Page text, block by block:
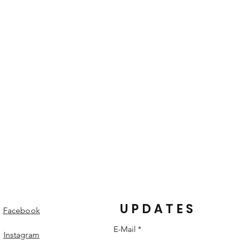
Facebook
Instagram
UPDATES
E-Mail